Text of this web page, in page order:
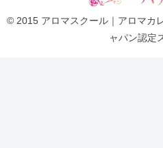
© 2015 アロマスクール｜アロマカ
ャパン認定